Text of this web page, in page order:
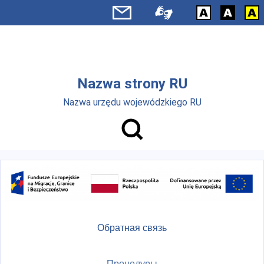
Перейти к основному содержанию
Nazwa strony RU
Nazwa urzędu wojewódzkiego RU
Обратная связь